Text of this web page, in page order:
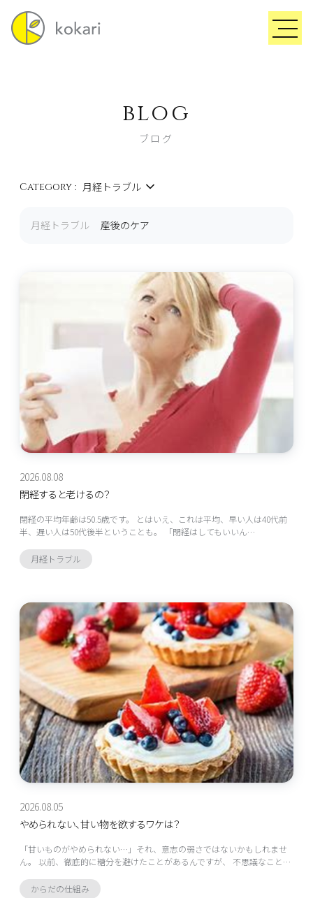
blog
ブログ
Category : 月経トラブル
月経トラブル 産後のケア
2026.08.08
閉経すると老けるの？
閉経の平均年齢は50.5歳です。 とはいえ、これは平均、早い人は40代前
半、遅い人は50代後半ということも。 「閉経はしてもいいん…
月経トラブル
2026.08.05
やめられない、甘い物を欲するワケは？
「甘いものがやめられない…」それ、意志の弱さではないかもしれませ
ん。 以前、徹底的に糖分を避けたことがあるんですが、 不思議なこと…
からだの仕組み